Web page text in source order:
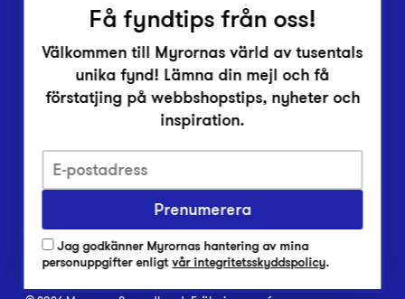
Integritetsskyddspolicy
Har du frågor om onlineköp, leverans eller retur?
Har du frågor om vår verksamhet?
Vanliga frågor om Myrorna
Få fyndtips från oss!
Välkommen till Myrornas värld av tusentals
unika fynd! Lämna din mejl och få
förstatjing på webbshopstips, nyheter och
inspiration.
Prenumerera
Jag godkänner Myrornas hantering av mina
personuppgifter enligtvår integritetsskyddspolicy.